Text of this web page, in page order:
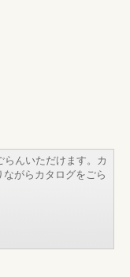
んいただけます。カ
がらカタログをごら